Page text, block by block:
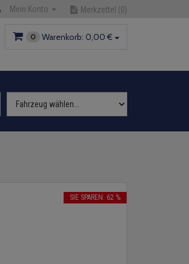
Mein Konto Merkzettel (0)
0 Warenkorb: 0,00 €
SIE SPAREN: 62 %